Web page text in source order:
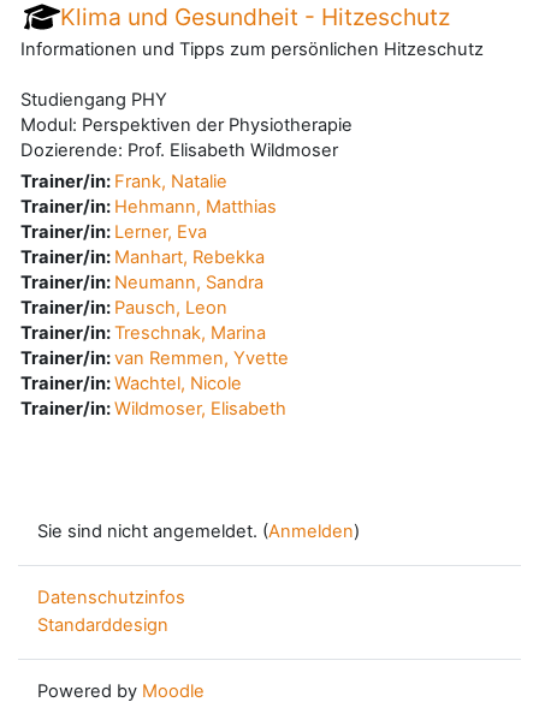
Klima und Gesundheit - Hitzeschutz
Informationen und Tipps zum persönlichen Hitzeschutz
Studiengang PHY
Modul: Perspektiven der Physiotherapie
Dozierende: Prof. Elisabeth Wildmoser
Trainer/in: Frank, Natalie
Trainer/in: Hehmann, Matthias
Trainer/in: Lerner, Eva
Trainer/in: Manhart, Rebekka
Trainer/in: Neumann, Sandra
Trainer/in: Pausch, Leon
Trainer/in:Treschnak, Marina
Trainer/in:van Remmen, Yvette
Trainer/in:Wachtel, Nicole
Trainer/in:Wildmoser, Elisabeth
Sie sind nicht angemeldet. (Anmelden)
Datenschutzinfos
Standarddesign
Powered by Moodle